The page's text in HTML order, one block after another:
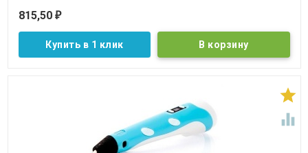
815,50 ₽
Купить в 1 клик

